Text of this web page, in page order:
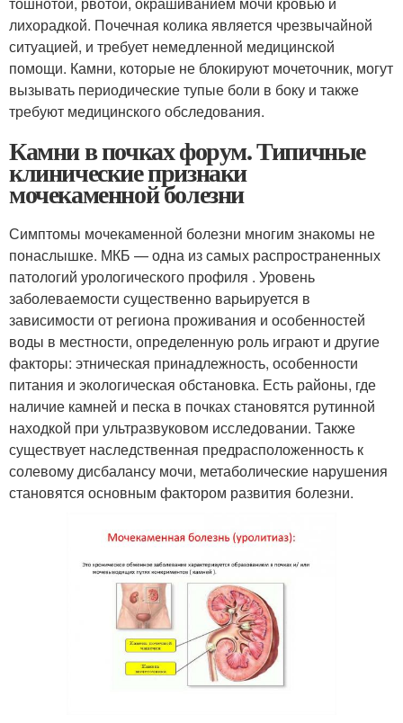
лихорадкой. Почечная колика является чрезвычайной
ситуацией, и требует немедленной медицинской
помощи. Камни, которые не блокируют мочеточник, могут
вызывать периодические тупые боли в боку и также
требуют медицинского обследования.
Камни в почках форум. Типичные
клинические признаки
мочекаменной болезни
Симптомы мочекаменной болезни многим знакомы не
понаслышке. МКБ — одна из самых распространенных
патологий урологического профиля . Уровень
заболеваемости существенно варьируется в
зависимости от региона проживания и особенностей
воды в местности, определенную роль играют и другие
факторы: этническая принадлежность, особенности
питания и экологическая обстановка. Есть районы, где
наличие камней и песка в почках становятся рутинной
находкой при ультразвуковом исследовании. Также
существует наследственная предрасположенность к
солевому дисбалансу мочи, метаболические нарушения
становятся основным фактором развития болезни.